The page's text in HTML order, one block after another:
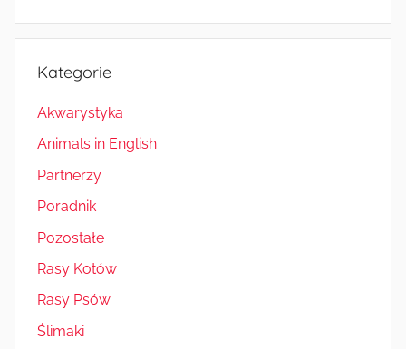
Kategorie
Akwarystyka
Animals in English
Partnerzy
Poradnik
Pozostałe
Rasy Kotów
Rasy Psów
Ślimaki